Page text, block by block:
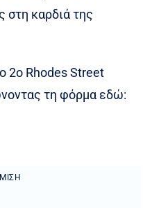
στη καρδιά της
2o Rhodes Street
τη φόρμα εδώ: